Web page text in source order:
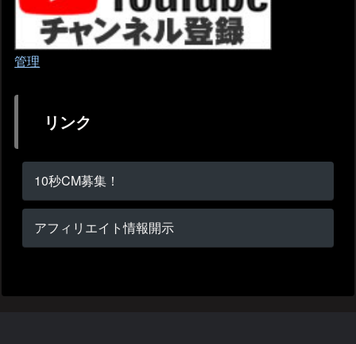
管理
リンク
10秒CM募集！
アフィリエイト情報開示